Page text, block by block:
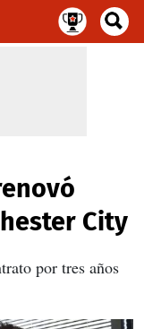
City
por tres años